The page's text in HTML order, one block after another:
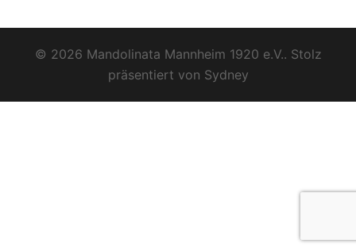
© 2026 Mandolinata Mannheim 1920 e.V.. Stolz
präsentiert von Sydney